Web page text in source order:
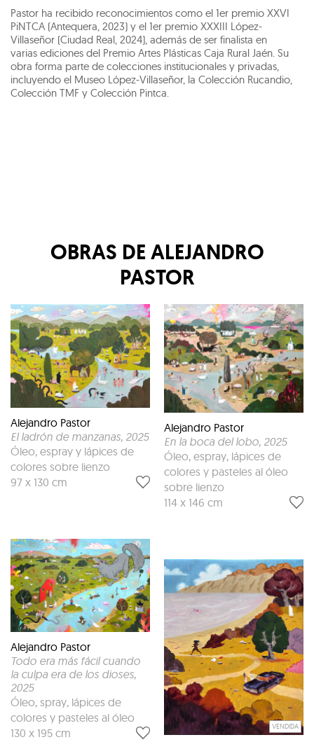
Pastor ha recibido reconocimientos como el 1er premio XXVI
PiNTCA (Antequera, 2023) y el 1er premio XXXIII López-
Villaseñor (Ciudad Real, 2024), además de ser finalista en
varias ediciones del Premio Artes Plásticas Caja Rural Jaén. Su
obra forma parte de colecciones institucionales y privadas,
incluyendo el Museo López-Villaseñor, la Colección Rucandio,
Colección TMF y Colección Pintca.
OBRAS DE ALEJANDRO
PASTOR
Alejandro Pastor
El ladrón de manzanas, 2025
Óleo, espray y lápices de
colores sobre lienzo
97 x 130 cm
Alejandro Pastor
Todo era más fácil cuando
la culpa era de los dioses,
2025
Óleo, spray, lápices de
colores y pasteles al óleo
130 x 195 cm
Alejandro Pastor
En la boca del lobo, 2025
Óleo, espray, lápices de
colores y pasteles al óleo
sobre lienzo
114 x 146 cm
VENDIDA